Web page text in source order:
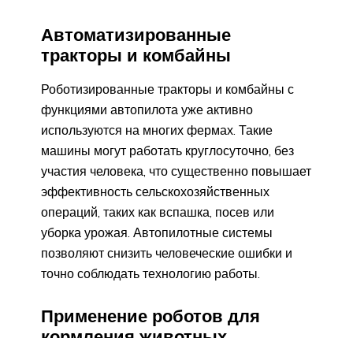
Автоматизированные
тракторы и комбайны
Роботизированные тракторы и комбайны с
функциями автопилота уже активно
используются на многих фермах. Такие
машины могут работать круглосуточно, без
участия человека, что существенно повышает
эффективность сельскохозяйственных
операций, таких как вспашка, посев или
уборка урожая. Автопилотные системы
позволяют снизить человеческие ошибки и
точно соблюдать технологию работы.
Применение роботов для